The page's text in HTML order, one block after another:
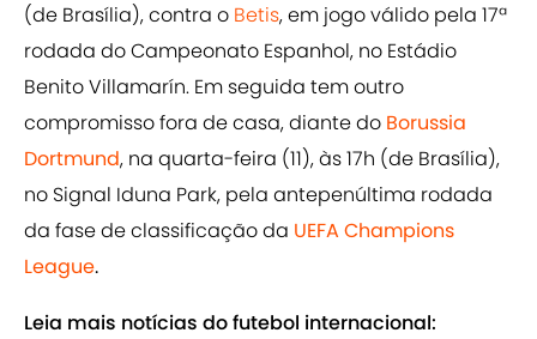
(de Brasília), contra o Betis, em jogo válido pela 17ª
rodada do Campeonato Espanhol, no Estádio
Benito Villamarín. Em seguida tem outro
compromisso fora de casa, diante do Borussia
Dortmund, na quarta-feira (11), às 17h (de Brasília),
no Signal Iduna Park, pela antepenúltima rodada
da fase de classificação da UEFA Champions
League.
Leia mais notícias do futebol internacional: